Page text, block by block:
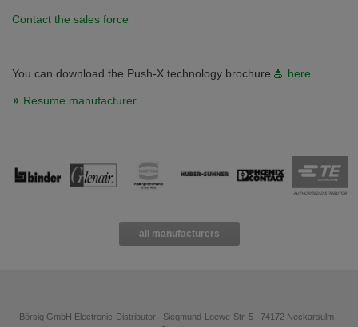
Contact the sales force
You can download the Push-X technology brochure here.
Resume manufacturer
all manufacturers
Börsig GmbH Electronic-Distributor ∙ Siegmund-Loewe-Str. 5 ∙ 74172 Neckarsulm ∙